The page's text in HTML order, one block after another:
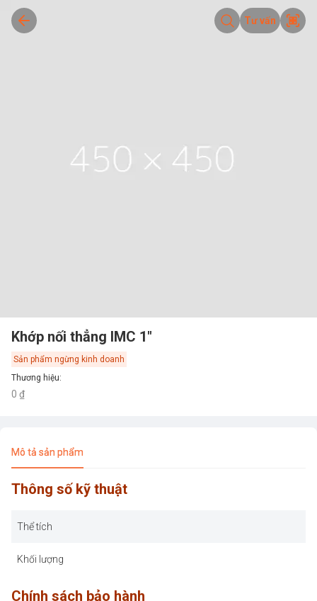
Tư vấn
Khớp nối thẳng IMC 1"
Sản phẩm ngừng kinh doanh
Thương hiệu:
0 ₫
Mô tả sản phẩm
Thông số kỹ thuật
Thể tích
Khối lượng
Chính sách bảo hành